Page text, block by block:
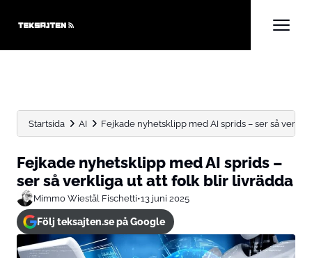
Startsida AI Fejkade nyhetsklipp med AI sprids – ser så
Fejkade nyhetsklipp med AI sprids –
ser så verkliga ut att folk blir livrädda
Mimmo Wiestål Fischetti•13 juni 2025
Följ teksajten.se på Google